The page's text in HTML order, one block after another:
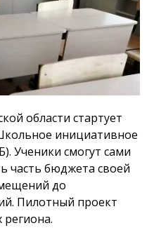
области стартует
инициативное
Ученики смогут сами
часть бюджета своей
до
Пилотный проект
региона.